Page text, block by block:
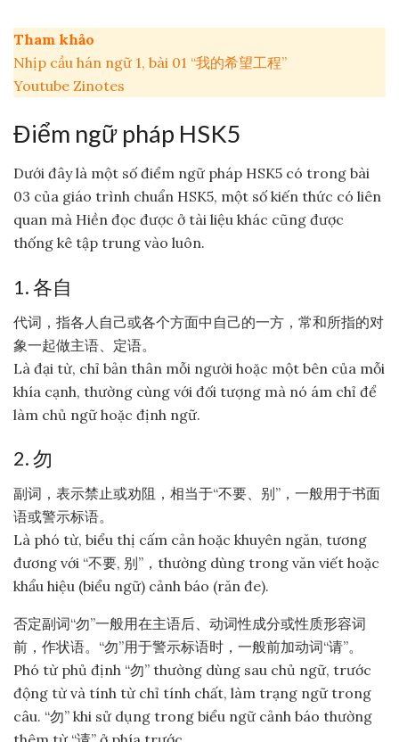
Tham khảo
Nhịp cầu hán ngữ 1, bài 01 “我的希望工程”
Youtube Zinotes
Điểm ngữ pháp HSK5
Dưới đây là một số điểm ngữ pháp HSK5 có trong bài
03 của giáo trình chuẩn HSK5, một số kiến thức có liên
quan mà Hiền đọc được ở tài liệu khác cũng được
thống kê tập trung vào luôn.
1. 各自
代词，指各人自己或各个方面中自己的一方，常和所指的对
象一起做主语、定语。
Là đại từ, chỉ bản thân mỗi người hoặc một bên của mỗi
khía cạnh, thường cùng với đối tượng mà nó ám chỉ để
làm chủ ngữ hoặc định ngữ.
2. 勿
副词，表示禁止或劝阻，相当于“不要、别”，一般用于书面
语或警示标语。
Là phó từ, biểu thị cấm cản hoặc khuyên ngăn, tương
đương với “不要, 别”，thường dùng trong văn viết hoặc
khẩu hiệu (biểu ngữ) cảnh báo (răn đe).
否定副词“勿”一般用在主语后、动词性成分或性质形容词
前，作状语。“勿”用于警示标语时，一般前加动词“请”。
Phó từ phủ định “勿” thường dùng sau chủ ngữ, trước
động từ và tính từ chỉ tính chất, làm trạng ngữ trong
câu. “勿” khi sử dụng trong biểu ngữ cảnh báo thường